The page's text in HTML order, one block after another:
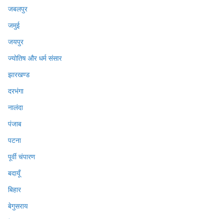
जबलपुर
जमुई
जयपुर
ज्योतिष और धर्म संसार
झारखण्ड
दरभंगा
नालंदा
पंजाब
पटना
पूर्वी चंपारण
बदायूँ
बिहार
बेगुसराय